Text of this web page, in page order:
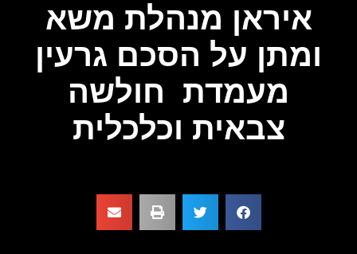
איראן מנהלת משא
ומתן על הסכם גרעין
מעמדת חולשה
צבאית וכלכלית